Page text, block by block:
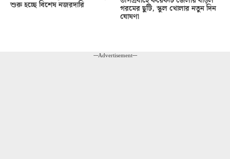
শুরু হচ্ছে বিশেষ নজরদারি গরমের ছুটি, স্কুল খোলার নতুন দিন
ঘোষণা
---Advertisement---